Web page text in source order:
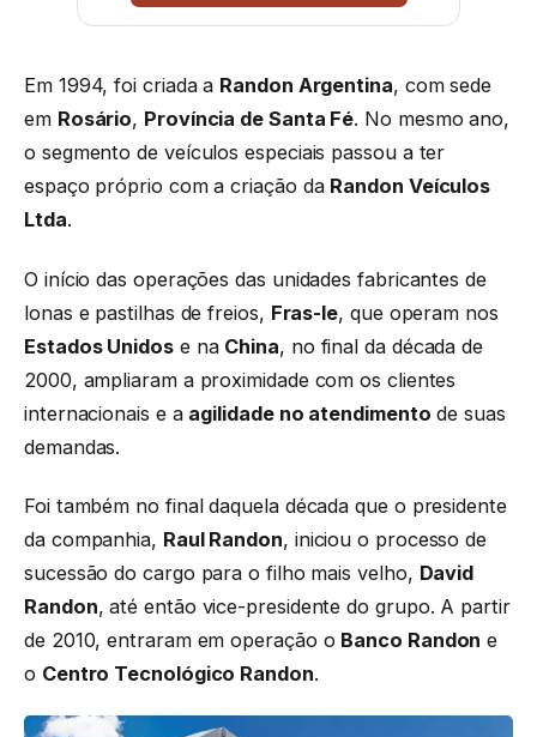
Em 1994, foi criada a Randon Argentina, com sede
em Rosário, Província de Santa Fé. No mesmo ano,
o segmento de veículos especiais passou a ter
espaço próprio com a criação da Randon Veículos
Ltda.
O início das operações das unidades fabricantes de
lonas e pastilhas de freios, Fras-le, que operam nos
Estados Unidose na China, no final da década de
2000, ampliaram a proximidade com os clientes
internacionais e a agilidade no atendimento de suas
demandas.
Foi também no final daquela década que o presidente
da companhia, Raul Randon, iniciou o processo de
sucessão do cargo para o filho mais velho, David
Randon, até então vice-presidente do grupo. A partir
de 2010, entraram em operação o Banco Randon e
o Centro Tecnológico Randon.